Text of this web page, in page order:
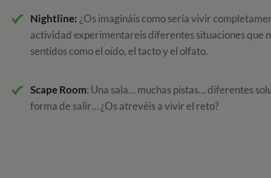
Nightline: ¿Os imagináis como sería vivir
actividad experimentareis diferentes situaciones que
sentidos como el oído, el tacto y el olfato.
Scape Room: Una sala… muchas pistas… diferentes
forma de salir… ¿Os atrevéis a vivir el reto?